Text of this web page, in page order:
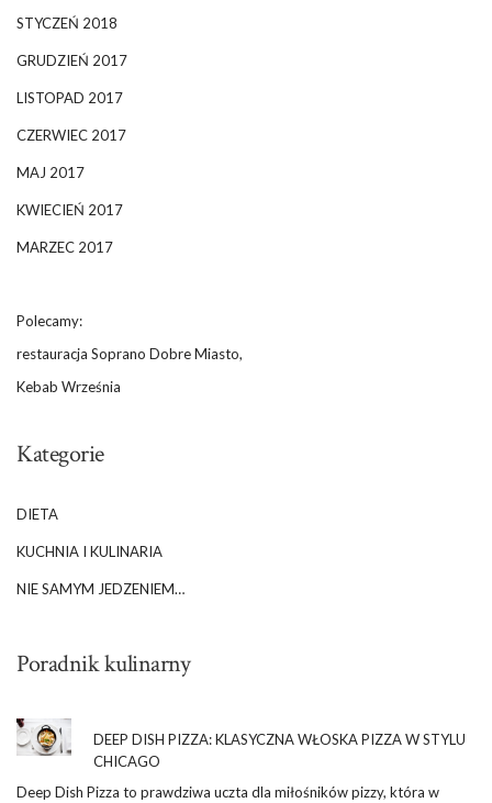
STYCZEŃ 2018
GRUDZIEŃ 2017
LISTOPAD 2017
CZERWIEC 2017
MAJ 2017
KWIECIEŃ 2017
MARZEC 2017
Polecamy:
restauracja Soprano Dobre Miasto,
Kebab Września
Kategorie
DIETA
KUCHNIA I KULINARIA
NIE SAMYM JEDZENIEM…
Poradnik kulinarny
DEEP DISH PIZZA: KLASYCZNA WŁOSKA PIZZA W STYLU
CHICAGO
Deep Dish Pizza to prawdziwa uczta dla miłośników pizzy, która w